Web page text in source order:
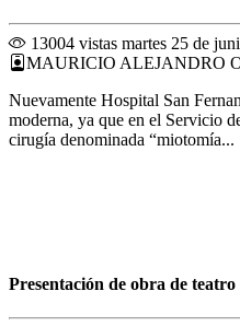
13004 vistas martes 25 de
MAURICIO ALEJANDRO
Nuevamente Hospital San
moderna, ya que en el Servicio
cirugía denominada “miotomía...
Presentación de obra de